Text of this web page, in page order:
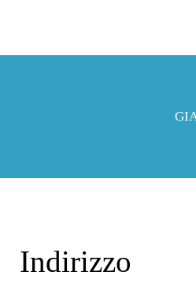
Indirizzo